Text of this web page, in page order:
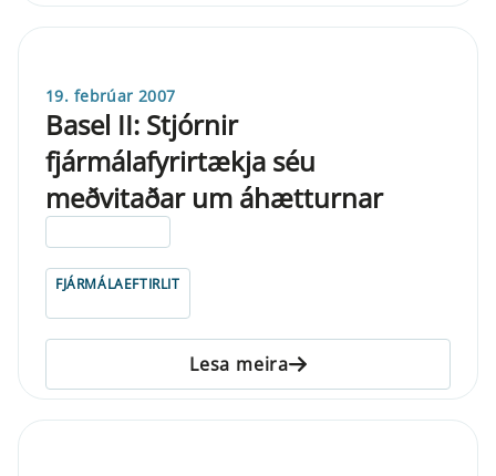
19. febrúar 2007
Basel II: Stjórnir
fjármálafyrirtækja séu
meðvitaðar um áhætturnar
FJÁRMÁLAEFTIRLIT
Lesa meira